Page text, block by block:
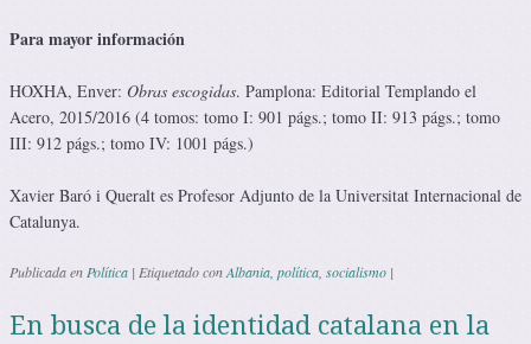
Para mayor información
HOXHA, Enver: Obras escogidas. Pamplona: Editorial Templando el
Acero, 2015/2016 (4 tomos: tomo I: 901 págs.; tomo II: 913 págs.; tomo
III: 912 págs.; tomo IV: 1001 págs.)
Xavier Baró i Queralt es Profesor Adjunto de la Universitat Internacional de
Catalunya.
Publicada enPolítica | Etiquetado conAlbania, política, socialismo |
En busca de la identidad catalana en la